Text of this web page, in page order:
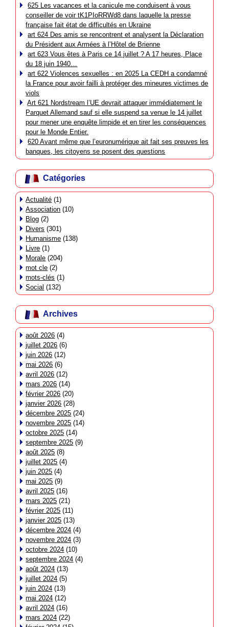
625 Les vacances et la canicule me conduisent à vous
conseiller de voir tK1PIoRRWd8 dans laquelle la presse
française fait état de difficultés en Ukraine
art 624 Des amis se rencontrent et analysent la Déclaration
du Président aux Armées à l’Hôtel de Brienne
art 623 Vous êtes à Paris ce 14 juillet ? A 17 heures, Place
du 18 juin 1940…
art 622 Violences sexuelles : en 2025 La CEDH a condamné
la France pour avoir failli à protéger des mineures victimes de
viols
Art 621 Nordstream l’UE devrait attaquer immédiatement le
Parquet Allemand sauf si elle suspend sa venue le 14 juillet
pour mener une enquête limpide et en tirer les conséquences
pour le Monde Entier.
620 Avant même que l’euronumérique ait fait ses preuves les
banques, les citoyens se posent des questions
Catégories
Actualité (1)
Association (10)
Blog (2)
Divers (301)
Humanisme (138)
Livre (1)
Morale (204)
mot cle (2)
mots-clés (1)
Social (132)
Archives
août 2026 (4)
juillet 2026 (6)
juin 2026 (12)
mai 2026 (6)
avril 2026 (12)
mars 2026 (14)
février 2026 (20)
janvier 2026 (28)
décembre 2025 (24)
novembre 2025 (14)
octobre 2025 (14)
septembre 2025 (9)
août 2025 (8)
juillet 2025 (4)
juin 2025 (4)
mai 2025 (9)
avril 2025 (16)
mars 2025 (21)
février 2025 (11)
janvier 2025 (13)
décembre 2024 (4)
novembre 2024 (3)
octobre 2024 (10)
septembre 2024 (4)
août 2024 (13)
juillet 2024 (5)
juin 2024 (13)
mai 2024 (12)
avril 2024 (16)
mars 2024 (22)